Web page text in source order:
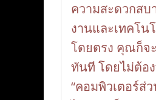
ความสะดวกสบ
งานและเทคโน
โดยตรง คุณก็จ
ทันที โดยไม่ต้อ
“คอมพิวเตอร์ส่